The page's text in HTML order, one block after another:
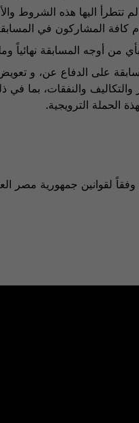
تتطرأ اليها هذه الشروط
كافة المشاركون في
من أوجه المسابقة نهائياً
على الدفاع عن، و
والتكاليف والنفقات، بما
الحملة الترويجية.
لقوانين جمهورية مصر